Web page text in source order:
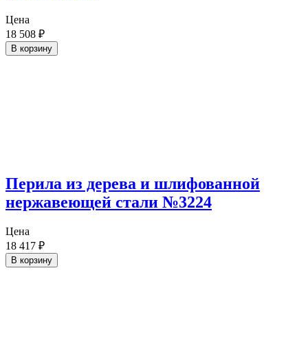
Цена
18 508 ₽
В корзину
Перила из дерева и шлифованной
нержавеющей стали №3224
Цена
18 417 ₽
В корзину